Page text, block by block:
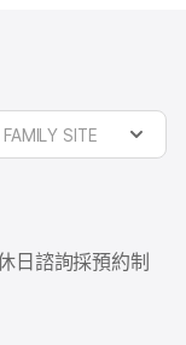
FAMILY SITE
日 諮詢採預約制